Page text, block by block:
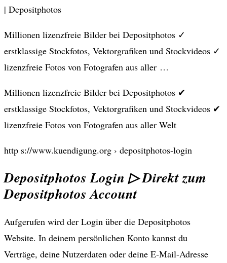
| Depositphotos
Millionen lizenzfreie Bilder bei Depositphotos ✓
erstklassige Stockfotos, Vektorgrafiken und Stockvideos ✓
lizenzfreie Fotos von Fotografen aus aller …
Millionen lizenzfreie Bilder bei Depositphotos ✔
erstklassige Stockfotos, Vektorgrafiken und Stockvideos ✔
lizenzfreie Fotos von Fotografen aus aller Welt
http s://www.kuendigung.org › depositphotos-login
Depositphotos Login ▷ Direkt zum
Depositphotos Account
Aufgerufen wird der Login über die Depositphotos
Website. In deinem persönlichen Konto kannst du
Verträge, deine Nutzerdaten oder deine E-Mail-Adresse